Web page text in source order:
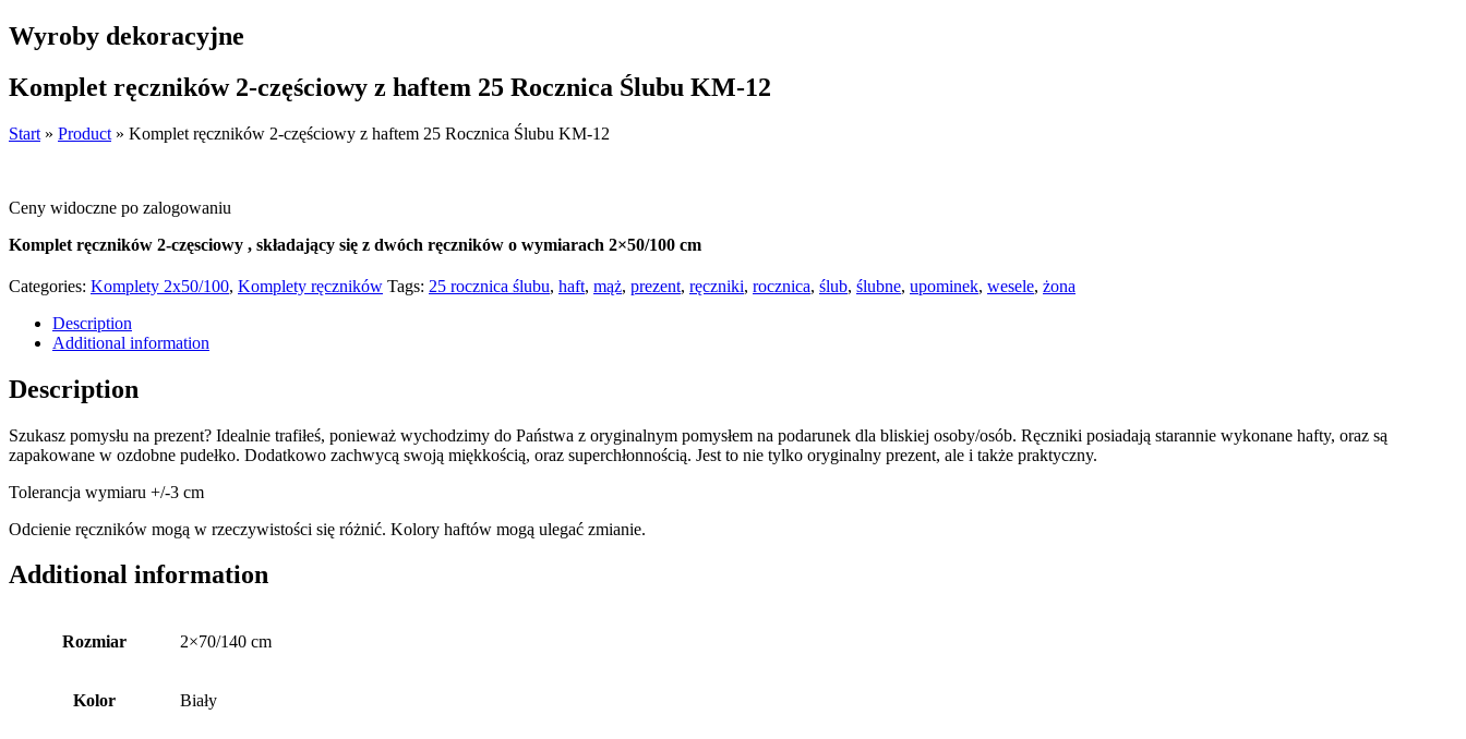
Wyroby dekoracyjne
Komplet ręczników 2-częściowy z haftem 25 Rocznica Ślubu KM-12
Start » Product » Komplet ręczników 2-częściowy z haftem 25 Rocznica Ślubu KM-12
Ceny widoczne po zalogowaniu
Komplet ręczników 2-częsciowy , składający się z dwóch ręczników o wymiarach 2×50/100 cm
Categories: Komplety 2x50/100, Komplety ręczników Tags: 25 rocznica ślubu, haft, mąż, prezent, ręczniki, rocznica, ślub, ślubne, upominek, wesele, żona
Description
Additional information
Description
Szukasz pomysłu na prezent? Idealnie trafiłeś, ponieważ wychodzimy do Państwa z oryginalnym pomysłem na podarunek dla bliskiej osoby/osób. Ręczniki posiadają starannie wykonane hafty, oraz są
zapakowane w ozdobne pudełko. Dodatkowo zachwycą swoją miękkością, oraz superchłonnością. Jest to nie tylko oryginalny prezent, ale i także praktyczny.
Tolerancja wymiaru +/-3 cm
Odcienie ręczników mogą w rzeczywistości się różnić. Kolory haftów mogą ulegać zmianie.
Additional information
Rozmiar 2×70/140 cm
Kolor Biały